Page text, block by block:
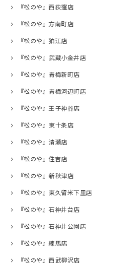
『松のや』西荻窪店
『松のや』方南町店
『松のや』狛江店
『松のや』武蔵小金井店
『松のや』青梅新町店
『松のや』青梅河辺町店
『松のや』王子神谷店
『松のや』東十条店
『松のや』清瀬店
『松のや』住吉店
『松のや』新秋津店
『松のや』東久留米下里店
『松のや』石神井台店
『松のや』石神井公園店
『松のや』練馬店
『松のや』西武柳沢店